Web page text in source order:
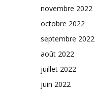
novembre 2022
octobre 2022
septembre 2022
août 2022
juillet 2022
juin 2022